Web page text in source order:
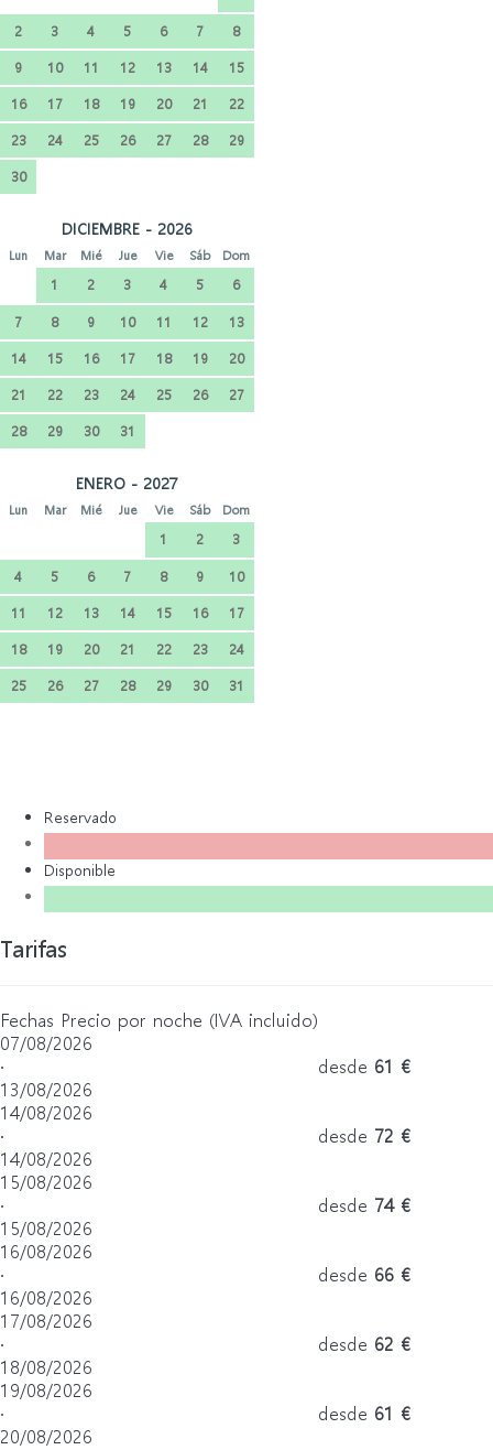
2
3 4 5 6 7
8
9
10 11 12 13 14
15
16
17 18 19 20 21
22
23
24 25 26 27 28
29
30
DICIEMBRE - 2026
Lun Mar Mié Jue Vie Sáb Dom
1 2 3 4 5
6
7
8 9 10 11 12
13
14
15 16 17 18 19
20
21
22 23 24 25 26
27
28
29 30 31
ENERO - 2027
Lun Mar Mié Jue Vie Sáb Dom
1 2
3
4
5 6 7 8 9
10
11
12 13 14 15 16
17
18
19 20 21 22 23
24
25
26 27 28 29 30 31
Reservado
Disponible
Tarifas
Fechas Precio por noche (IVA incluido)
07/08/2026
·
13/08/2026
desde 61 €
14/08/2026
·
14/08/2026
desde 72 €
15/08/2026
·
15/08/2026
desde 74 €
16/08/2026
·
16/08/2026
desde 66 €
17/08/2026
·
18/08/2026
desde 62 €
19/08/2026
·
20/08/2026
desde 61 €